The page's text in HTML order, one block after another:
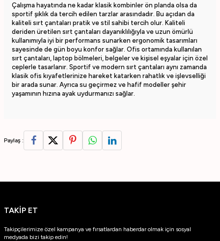
Çalışma hayatında ne kadar klasik kombinler ön planda olsa da
sportif şıklık da tercih edilen tarzlar arasındadır. Bu açıdan da
kaliteli sırt çantaları pratik ve stil sahibi tercih olur. Kaliteli
deriden üretilen sırt çantaları dayanıklılığıyla ve uzun ömürlü
kullanımıyla iyi bir performans sunarken ergonomik tasarımları
sayesinde de gün boyu konfor sağlar. Ofis ortamında kullanılan
sırt çantaları, laptop bölmeleri, belgeler ve kişisel eşyalar için özel
ceplerle tasarlanır. Sportif ve modern sırt çantaları aynı zamanda
klasik ofis kıyafetlerinize hareket katarken rahatlık ve işlevselliği
bir arada sunar. Ayrıca su geçirmez ve hafif modeller şehir
yaşamının hızına ayak uydurmanızı sağlar.
Paylaş :
TAKİP ET
Takipçilerimize özel kampanya ve fırsatlardan haberdar olmak için sosyal
medyada bizi takip edin!